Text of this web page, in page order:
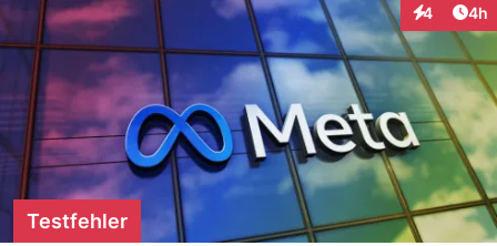
4 4h
Testfehler